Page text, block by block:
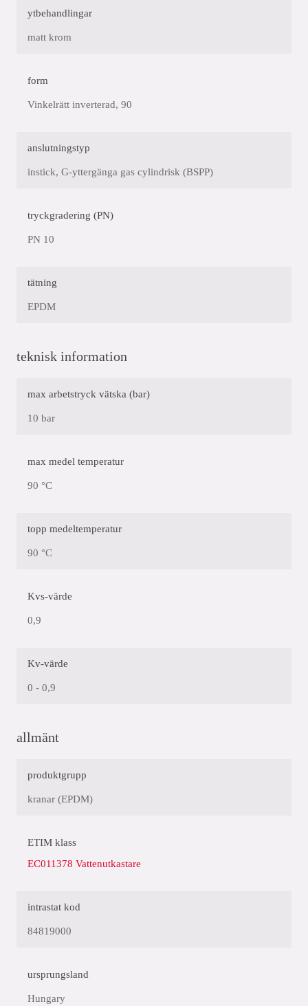
ytbehandlingar
matt krom
form
Vinkelrätt inverterad, 90
anslutningstyp
instick, G-yttergänga gas cylindrisk (BSPP)
tryckgradering (PN)
PN 10
tätning
EPDM
teknisk information
max arbetstryck vätska (bar)
10 bar
max medel temperatur
90 °C
topp medeltemperatur
90 °C
Kvs-värde
0,9
Kv-värde
0 - 0,9
allmänt
produktgrupp
kranar (EPDM)
ETIM klass
EC011378 Vattenutkastare
intrastat kod
84819000
ursprungsland
Hungary